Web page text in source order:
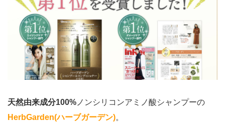
天然由来成分100% ノンシリコンアミノ酸シャンプーの
HerbGarden(ハーブガーデン)。